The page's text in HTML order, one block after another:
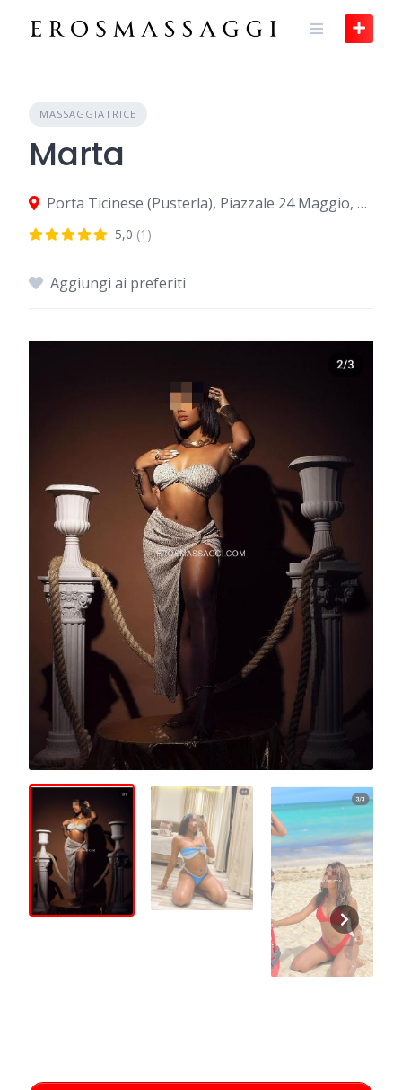
MASSAGGIATRICE
Marta
Porta Ticinese (Pusterla), Piazzale 24 Maggio, Milano, città metropolitana di Milano 20123, Italia
5,0 (1)
Aggiungi ai preferiti